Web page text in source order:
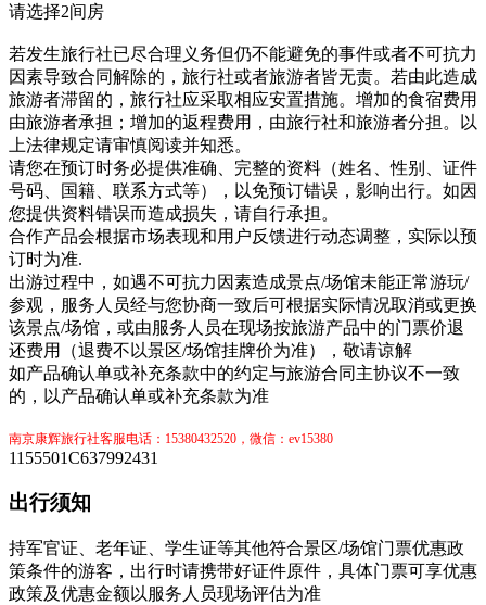
请选择2间房
若发生旅行社已尽合理义务但仍不能避免的事件或者不可抗力
因素导致合同解除的，旅行社或者旅游者皆无责。若由此造成
旅游者滞留的，旅行社应采取相应安置措施。增加的食宿费用
由旅游者承担；增加的返程费用，由旅行社和旅游者分担。以
上法律规定请审慎阅读并知悉。
请您在预订时务必提供准确、完整的资料（姓名、性别、证件
号码、国籍、联系方式等），以免预订错误，影响出行。如因
您提供资料错误而造成损失，请自行承担。
合作产品会根据市场表现和用户反馈进行动态调整，实际以预
订时为准.
出游过程中，如遇不可抗力因素造成景点/场馆未能正常游玩/
参观，服务人员经与您协商一致后可根据实际情况取消或更换
该景点/场馆，或由服务人员在现场按旅游产品中的门票价退
还费用（退费不以景区/场馆挂牌价为准），敬请谅解
如产品确认单或补充条款中的约定与旅游合同主协议不一致
的，以产品确认单或补充条款为准
南京康辉旅行社客服电话：15380432520，微信：ev15380
1155501C637992431
出行须知
持军官证、老年证、学生证等其他符合景区/场馆门票优惠政
策条件的游客，出行时请携带好证件原件，具体门票可享优惠
政策及优惠金额以服务人员现场评估为准